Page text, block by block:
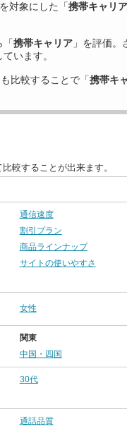
対象にした「携帯キャリア
「携帯キャリア 」を評価
います。
比較することで「携帯キ
較することが出来ます。
通信速度
割引プラン
商品ラインナップ
サイトの使いやすさ
女性
関東
中国・四国
30代
通話品質